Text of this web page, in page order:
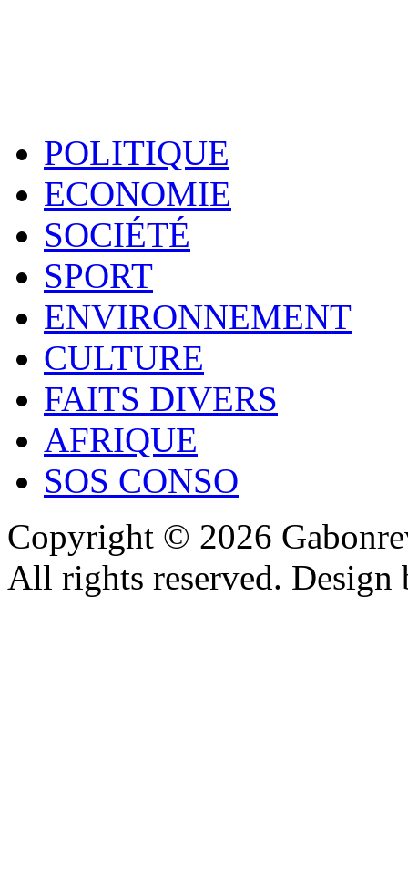
POLITIQUE
ECONOMIE
SOCIÉTÉ
SPORT
ENVIRONNEMENT
CULTURE
FAITS DIVERS
AFRIQUE
SOS CONSO
Copyright © 2026
All rights reserved.